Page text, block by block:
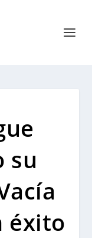
su
éxito